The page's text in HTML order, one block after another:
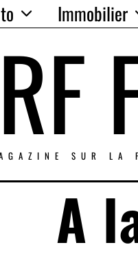
Immobilier
SUR LA
A